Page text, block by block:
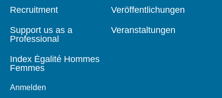
Recruitment
Support us as a
Professional
Index Égalité Hommes
Femmes
Anmelden
Veröffentlichungen
Veranstaltungen